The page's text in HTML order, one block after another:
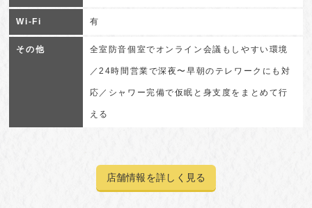
Wi-Fi 有
その他 全室防音個室でオンライン会議もしやすい環境
／24時間営業で深夜〜早朝のテレワークにも対
応／シャワー完備で仮眠と身支度をまとめて行
える
店舗情報を詳しく見る